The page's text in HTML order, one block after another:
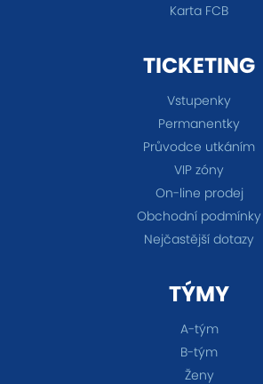
Karta FCB
TICKETING
Vstupenky
Permanentky
Průvodce utkáním
VIP zóny
On-line prodej
Obchodní podmínky
Nejčastější dotazy
TÝMY
A-tým
B-tým
Ženy